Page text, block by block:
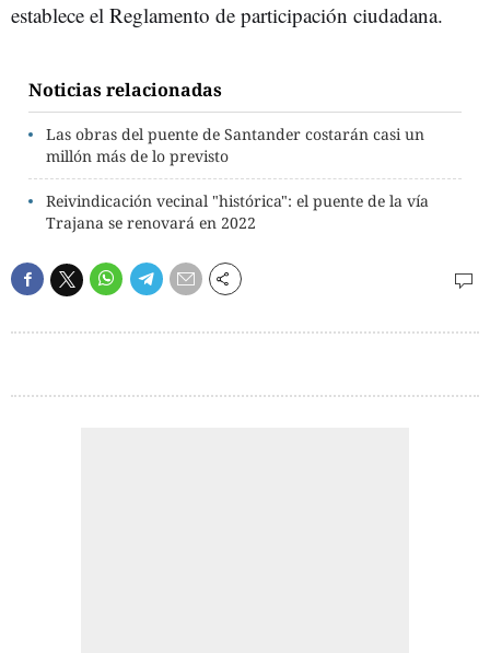
establece el Reglamento de participación ciudadana.
Noticias relacionadas
Las obras del puente de Santander costarán casi un
millón más de lo previsto
Reivindicación vecinal "histórica": el puente de la vía
Trajana se renovará en 2022